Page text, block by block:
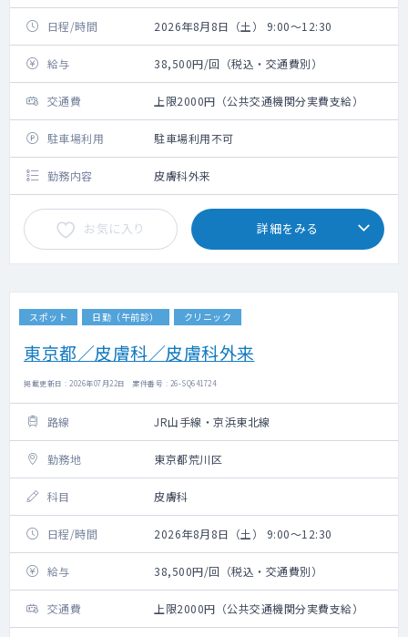
日程/時間 2026年8月8日（土） 9:00～12:30
給与 38,500円/回（税込・交通費別）
交通費 上限2000円（公共交通機関分実費支給）
駐車場利用 駐車場利用不可
勤務内容 皮膚科外来
お気に入り 詳細をみる
スポット 日勤（午前診） クリニック
東京都／皮膚科／皮膚科外来
掲載更新日 : 2026年07月22日 案件番号 : 26-SQ641724
路線 JR山手線・京浜東北線
勤務地 東京都荒川区
科目 皮膚科
日程/時間 2026年8月8日（土） 9:00～12:30
給与 38,500円/回（税込・交通費別）
交通費 上限2000円（公共交通機関分実費支給）